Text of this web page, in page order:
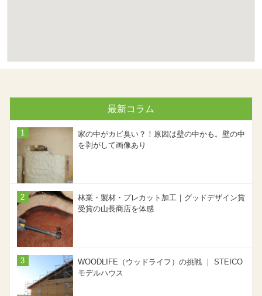
最新コラム
家の中がカビ臭い？！原因は壁の中かも。壁の中
を剥がして画像あり
林業・製材・プレカット加工｜グッドデザイン賞
受賞の山長商店を体感
WOODLIFE（ウッドライフ）の挑戦 ｜ STEICO
モデルハウス